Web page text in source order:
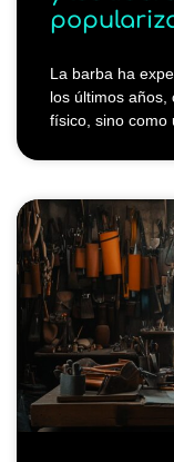
La barba ha
los últimos años,
físico, sino como